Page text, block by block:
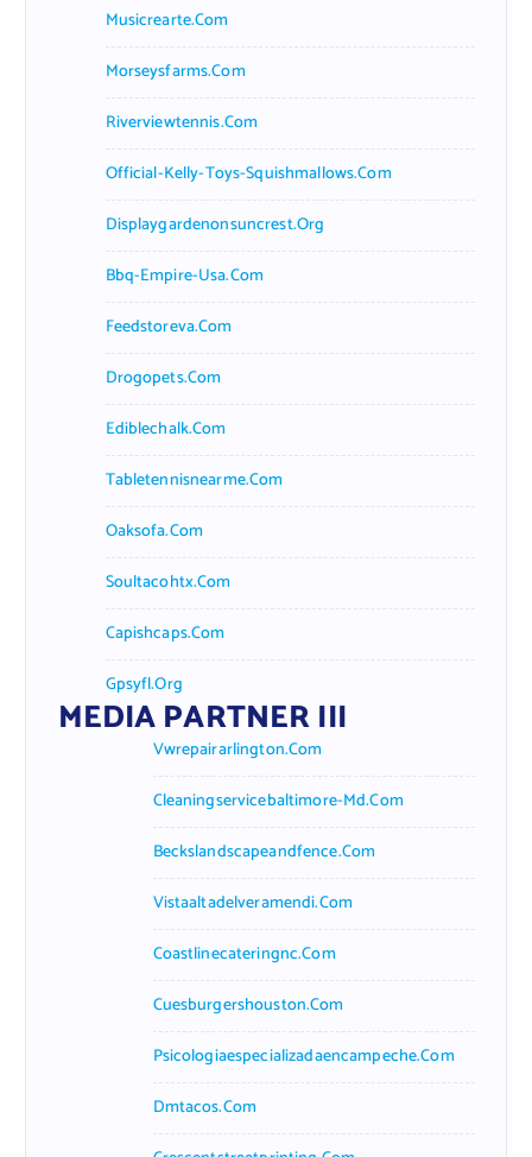
Musicrearte.com
Morseysfarms.com
Riverviewtennis.com
Official-Kelly-Toys-Squishmallows.com
Displaygardenonsuncrest.org
Bbq-Empire-Usa.com
Feedstoreva.com
Drogopets.com
Ediblechalk.com
Tabletennisnearme.com
Oaksofa.com
Soultacohtx.com
Capishcaps.com
Gpsyfl.org
MEDIA PARTNER III
Vwrepairarlington.com
Cleaningservicebaltimore-Md.com
Beckslandscapeandfence.com
Vistaaltadelveramendi.com
Coastlinecateringnc.com
Cuesburgershouston.com
Psicologiaespecializadaencampeche.com
Dmtacos.com